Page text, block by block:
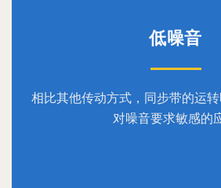
低噪音
相比其他传动方式，同步带的运
对噪音要求敏感的